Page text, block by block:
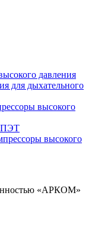
давления
для дыхательного
высокого
ПЭТ
высокого
«АРКОМ»